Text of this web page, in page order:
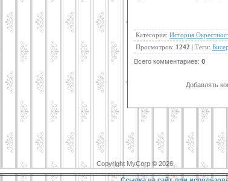
Категория: История
Просмотров: 1242 | Теги:
Всего комментариев: 0
Добавлять
Copyright MyCorp © 2026